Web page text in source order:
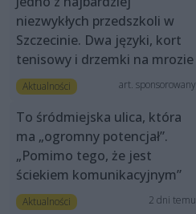
niezwykłych przedszkoli w
Szczecinie. Dwa języki, kort
tenisowy i drzemki na mrozie
Aktualności art. sponsorowany
To śródmiejska ulica, która
ma „ogromny potencjał”.
„Pomimo tego, że jest
ściekiem komunikacyjnym”
Aktualności 2 dni temu